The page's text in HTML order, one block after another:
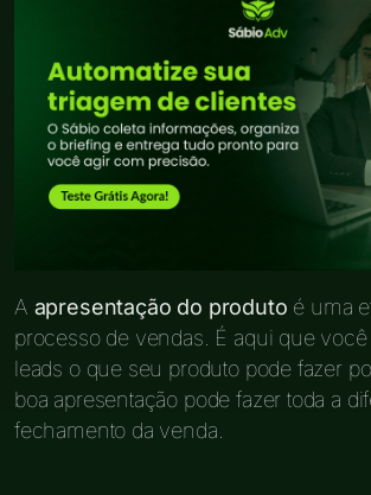
A apresentação do produto é uma
processo de vendas. É aqui que você
leads o que seu produto pode fazer
boa apresentação pode fazer toda a
fechamento da venda.